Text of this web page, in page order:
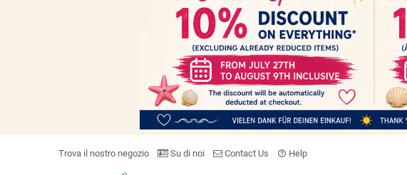
Trova il nostro negozio Su di noi Contact Us help_outline Help